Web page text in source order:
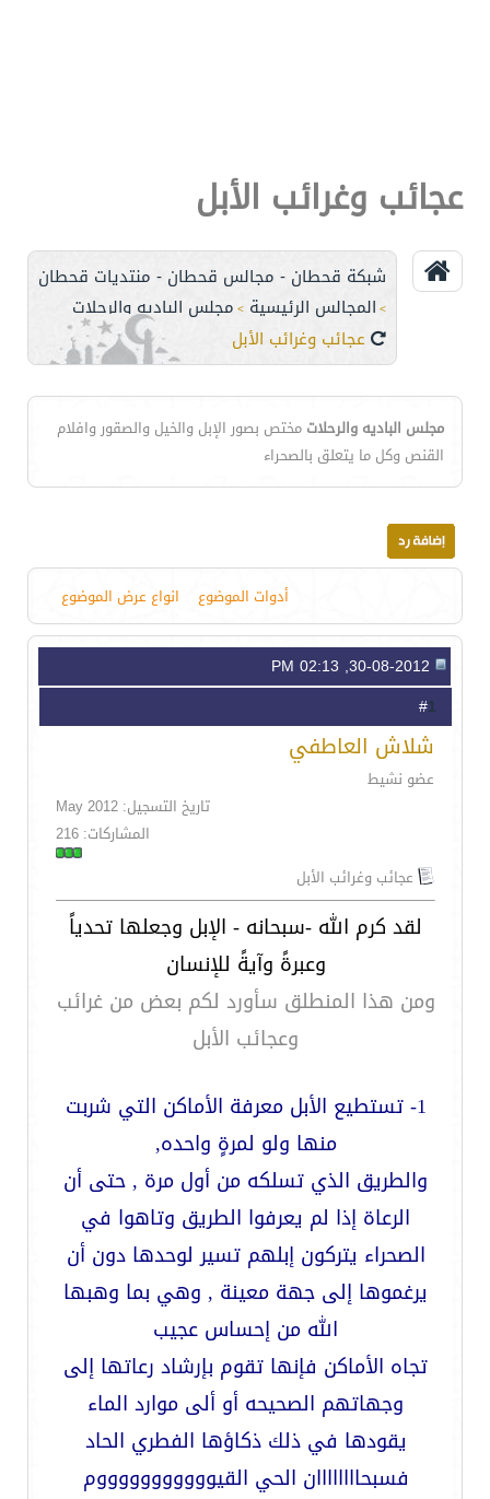
عجائب وغرائب الأبل
شبكة قحطان - مجالس قحطان - منتديات قحطان
> المجالس الرئيسية > مجلس الباديه والرحلات
عجائب وغرائب الأبل
مجلس الباديه والرحلات مختص بصور الإبل والخيل والصقور وافلام
القنص وكل ما يتعلق بالصحراء
أدوات الموضوع انواع عرض الموضوع
1
شلاش العاطفي
عضو نشيط
تاريخ التسجيل: May 2012
المشاركات: 216
عجائب وغرائب الأبل
لقد كرم الله -سبحانه - الإبل وجعلها تحدياً
وعبرةً وآيةً للإنسان
ومن هذا المنطلق سأورد لكم بعض من غرائب
وعجائب الأبل
1- تستطيع الأبل معرفة الأماكن التي شربت
منها ولو لمرةٍ واحده,
والطريق الذي تسلكه من أول مرة , حتى أن
الرعاة إذا لم يعرفوا الطريق وتاهوا في
الصحراء يتركون إبلهم تسير لوحدها دون أن
يرغموها إلى جهة معينة , وهي بما وهبها
الله من إحساس عجيب
تجاه الأماكن فإنها تقوم بإرشاد رعاتها إلى
وجهاتهم الصحيحه أو ألى موارد الماء
يقودها في ذلك ذكاؤها الفطري الحاد
فسبحاااااااان الحي القيوووووووووووم